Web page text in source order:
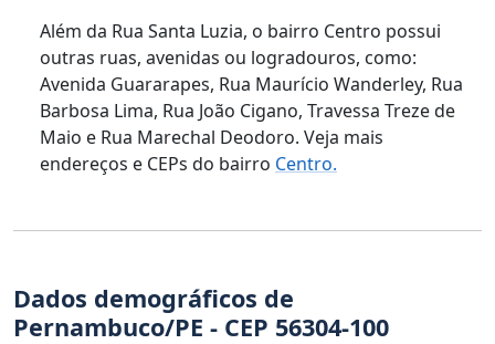
Além da Rua Santa Luzia, o bairro Centro possui
outras ruas, avenidas ou logradouros, como:
Avenida Guararapes, Rua Maurício Wanderley, Rua
Barbosa Lima, Rua João Cigano, Travessa Treze de
Maio e Rua Marechal Deodoro. Veja mais
endereços e CEPs do bairro Centro.
Dados demográficos de
Pernambuco/PE - CEP 56304-100